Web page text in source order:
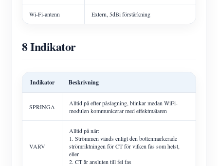
Wi-Fi-antenn Extern, 5dBi förstärkning
8 Indikator
Indikator Beskrivning
SPRINGA
Alltid på efter påslagning, blinkar medan WiFi-
modulen kommunicerar med effektmätaren
VARV
Alltid på när:
1. Strömmen vänds enligt den bottenmarkerade
strömriktningen för CT för vilken fas som helst,
eller
2. CT är ansluten till fel fas